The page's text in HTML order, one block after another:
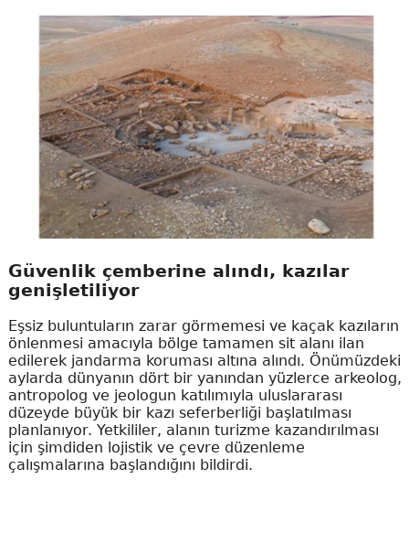
Güvenlik çemberine alındı, kazılar
genişletiliyor
Eşsiz buluntuların zarar görmemesi ve kaçak kazıların
önlenmesi amacıyla bölge tamamen sit alanı ilan
edilerek jandarma koruması altına alındı. Önümüzdeki
aylarda dünyanın dört bir yanından yüzlerce arkeolog,
antropolog ve jeologun katılımıyla uluslararası
düzeyde büyük bir kazı seferberliği başlatılması
planlanıyor. Yetkililer, alanın turizme kazandırılması
için şimdiden lojistik ve çevre düzenleme
çalışmalarına başlandığını bildirdi.